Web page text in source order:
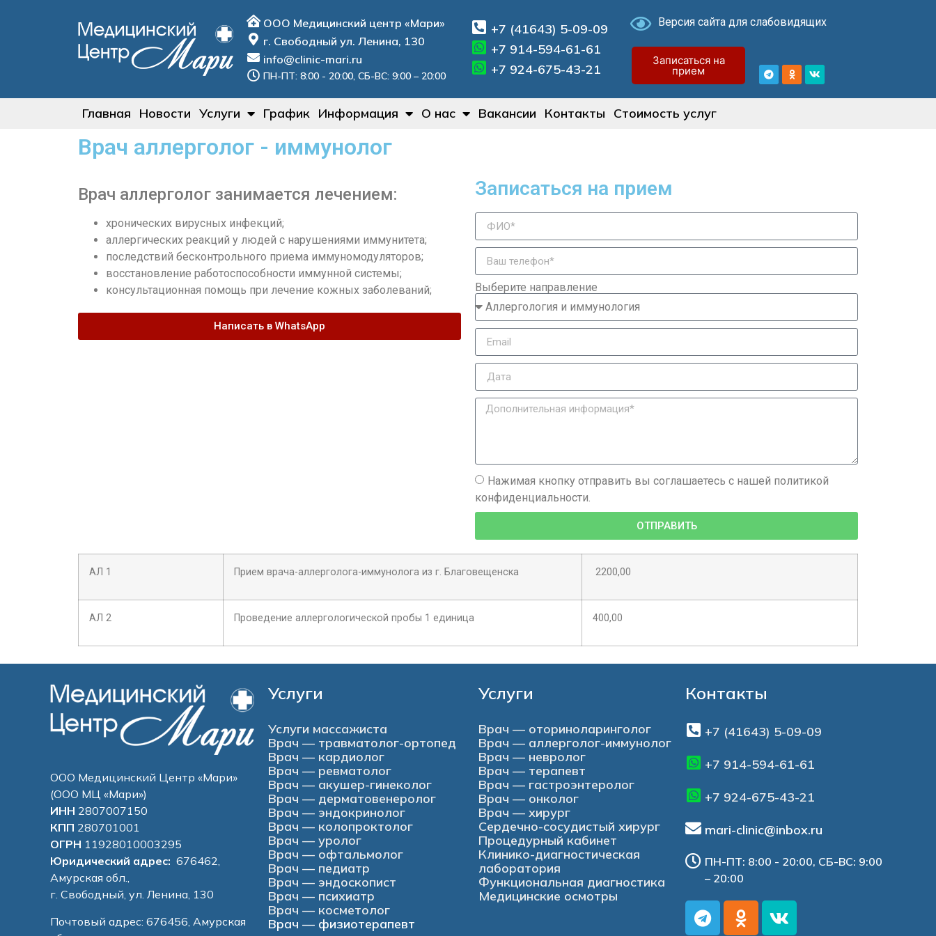
ООО Медицинский центр «Мари»
г. Свободный ул. Ленина, 130
info@clinic-mari.ru
ПН-ПТ: 8:00 - 20:00, СБ-ВС: 9:00 – 20:00
+7 (41643) 5-09-09
+7 914-594-61-61
+7 924-675-43-21
Версия сайта для слабовидящих
Записаться на
прием
Главная Новости Услуги График Информация О нас Вакансии Контакты Стоимость услуг
Врач аллерголог - иммунолог
Врач аллерголог занимается лечением:
хронических вирусных инфекций;
аллергических реакций у людей с нарушениями иммунитета;
последствий бесконтрольного приема иммуномодуляторов;
восстановление работоспособности иммунной системы;
консультационная помощь при лечение кожных заболеваний;
Написать в WhatsApp
Записаться на прием
Выберите направление
Нажимая кнопку отправить вы соглашаетесь с нашей политикой
конфиденциальности.
ОТПРАВИТЬ
АЛ 1 Прием врача-аллерголога-иммунолога из г. Благовещенска 2200,00
АЛ 2 Проведение аллергологической пробы 1 единица 400,00
ООО Медицинский Центр «Мари»
(ООО МЦ «Мари»)
ИНН 2807007150
КПП 280701001
ОГРН 11928010003295
Юридический адрес: 676462,
Амурская обл.,
г. Свободный, ул. Ленина, 130
Почтовый адрес: 676456, Амурская
Услуги
Услуги массажиста
Врач — травматолог-ортопед
Врач — кардиолог
Врач — ревматолог
Врач — акушер-гинеколог
Врач — дерматовенеролог
Врач — эндокринолог
Врач — колопроктолог
Врач — уролог
Врач — офтальмолог
Врач — педиатр
Врач — эндоскопист
Врач — психиатр
Врач — косметолог
Врач — физиотерапевт
Услуги
Врач — оториноларинголог
Врач — аллерголог-иммунолог
Врач — невролог
Врач — терапевт
Врач — гастроэнтеролог
Врач — онколог
Врач — хирург
Сердечно-сосудистый хирург
Процедурный кабинет
Клинико-диагностическая
лаборатория
Функциональная диагностика
Медицинские осмотры
Контакты
+7 (41643) 5-09-09
+7 914-594-61-61
+7 924-675-43-21
mari-clinic@inbox.ru
ПН-ПТ: 8:00 - 20:00, СБ-ВС: 9:00
– 20:00